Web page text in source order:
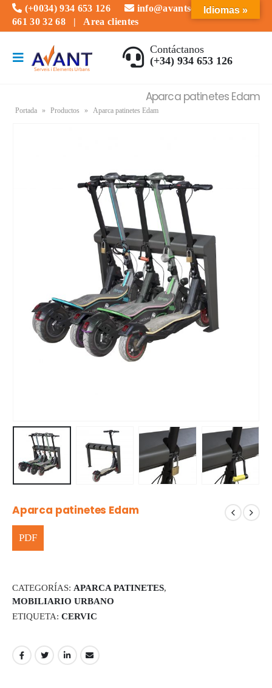
(+0034) 934 653 126
info@avantserveis.com
661 30 32 68 | Area clientes
Contáctanos
(+34) 934 653 126
Aparca patinetes Edam
Portada » Productos » Aparca patinetes Edam
Aparca patinetes Edam
CATEGORÍAS: APARCA PATINETES,
MOBILIARIO URBANO
ETIQUETA: CERVIC
Idiomas »